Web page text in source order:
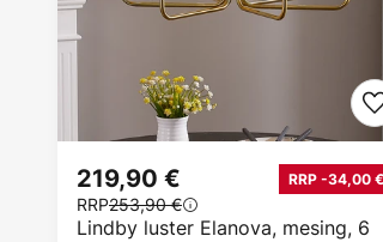
Lindby luster Elanova, mesing, 6
219,90 € RRP -34,00 €
RRP253,90 €